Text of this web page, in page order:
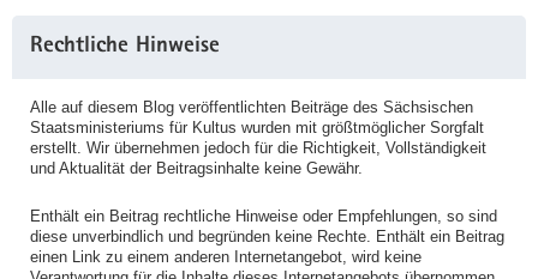
Rechtliche Hinweise
Alle auf diesem Blog veröffentlichten Beiträge des Sächsischen
Staatsministeriums für Kultus wurden mit größtmöglicher Sorgfalt
erstellt. Wir übernehmen jedoch für die Richtigkeit, Vollständigkeit
und Aktualität der Beitragsinhalte keine Gewähr.
Enthält ein Beitrag rechtliche Hinweise oder Empfehlungen, so sind
diese unverbindlich und begründen keine Rechte. Enthält ein Beitrag
einen Link zu einem anderen Internetangebot, wird keine